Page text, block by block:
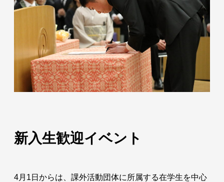
新入生歓迎イベント
4月1日からは、課外活動団体に所属する在学生を中心